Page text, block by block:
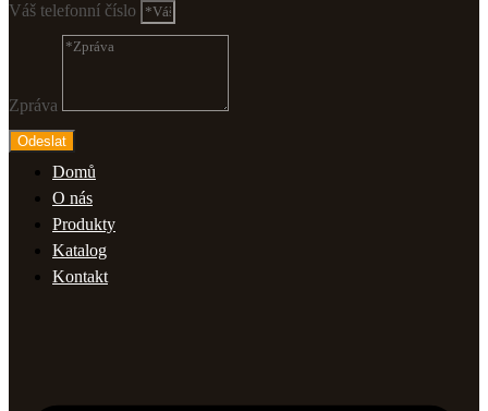
Váš telefonní číslo
Zpráva
Odeslat
Domů
O nás
Produkty
Katalog
Kontakt